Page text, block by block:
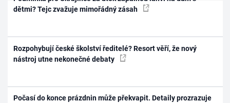
dětmi? Tejc zvažuje mimořádný zásah
Rozpohybují české školství ředitelé? Resort věří, že nový
nástroj utne nekonečné debaty
Počasí do konce prázdnin může překvapit. Detaily prozrazuje